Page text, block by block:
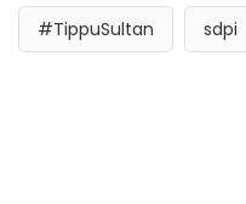
#TippuSultan sdpi